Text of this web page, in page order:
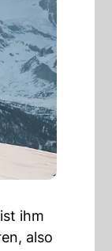
ihm
also